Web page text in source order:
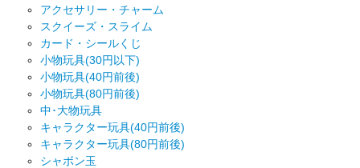
アクセサリー・チャーム
スクイーズ・スライム
カード・シールくじ
小物玩具(30円以下)
小物玩具(40円前後)
小物玩具(80円前後)
中･大物玩具
キャラクター玩具(40円前後)
キャラクター玩具(80円前後)
シャボン玉